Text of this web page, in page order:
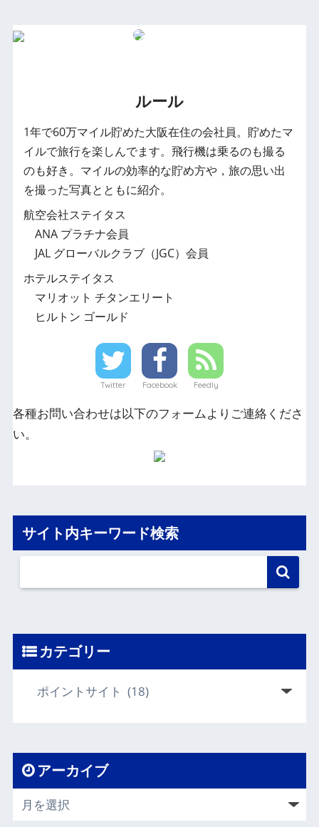
ルール
1年で60万マイル貯めた大阪在住の会社員。貯めたマ
イルで旅行を楽しんでます。飛行機は乗るのも撮る
のも好き。マイルの効率的な貯め方や，旅の思い出
を撮った写真とともに紹介。
航空会社ステイタス
ANA プラチナ会員
JAL グローバルクラブ（JGC）会員
ホテルステイタス
マリオット チタンエリート
ヒルトン ゴールド
Twitter Facebook Feedly
各種お問い合わせは以下のフォームよりご連絡くださ
い。
サイト内キーワード検索
カテゴリー
アーカイブ